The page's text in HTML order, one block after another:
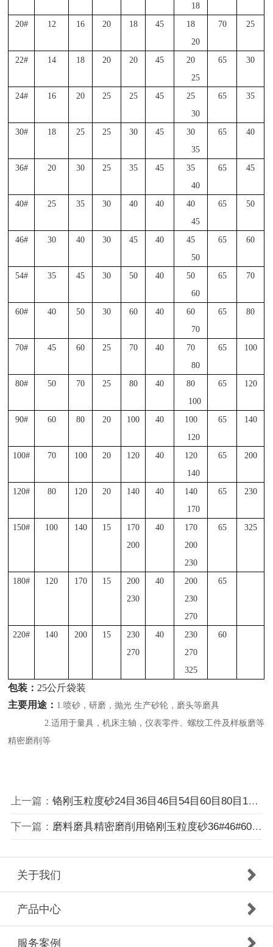
18
20# 12 16 20 18 45
18
20
70 25
22# 14 18 20 20 45
20
25
65 30
24# 16 20 25 25 45
25
30
65 35
30# 18 25 25 30 45
30
35
65 40
36# 20 30 25 35 45
35
40
65 45
40# 25 35 30 40 40
40
45
65 50
46# 30 40 30 45 40
45
50
65 60
54# 35 45 30 50 40
50
60
65 70
60# 40 50 30 60 40
60
70
65 80
70# 45 60 25 70 40
70
80
65 100
80# 50 70 25 80 40
80
100
65 120
90# 60 80 20 100 40
100
120
65 140
100# 70 100 20 120 40
120
140
65 200
120# 80 120 20 140 40
140
170
65 230
150# 100 140 15
170
200
40
170
200
230
65 325
180# 120 170 15
200
230
40
200
230
270
65
220# 140 200 15
230
270
40
230
270
325
60
包装： 25公斤袋装
主要用途： 1.喷砂，研磨，抛光 生产砂轮，磨头等磨具
2.适用于量具，机床主轴，仪表零件、螺纹工件及样板磨等
精密磨削等
上一篇： 铬刚玉粒度砂24目36目46目54目60目80目100目120目150目180目
下一篇： 磨料磨具精密磨削用铬刚玉粒度砂36#46#60#80#100#120#
关于我们
产品中心
服务案例